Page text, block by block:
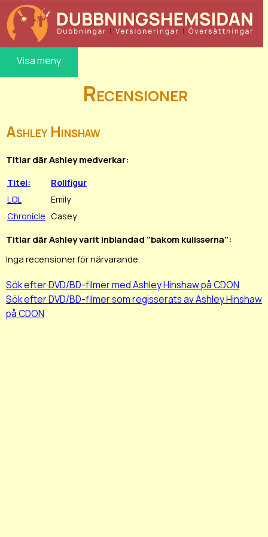
Visa meny
Recensioner
Ashley Hinshaw
Titlar där Ashley medverkar:
Titel:
Rollfigur
LOL
Emily
Chronicle Casey
Titlar där Ashley varit inblandad "bakom kulisserna":
Inga recensioner för närvarande.
Sök efter DVD/BD-filmer med Ashley Hinshaw på CDON
Sök efter DVD/BD-filmer som regisserats av Ashley Hinshaw
på CDON